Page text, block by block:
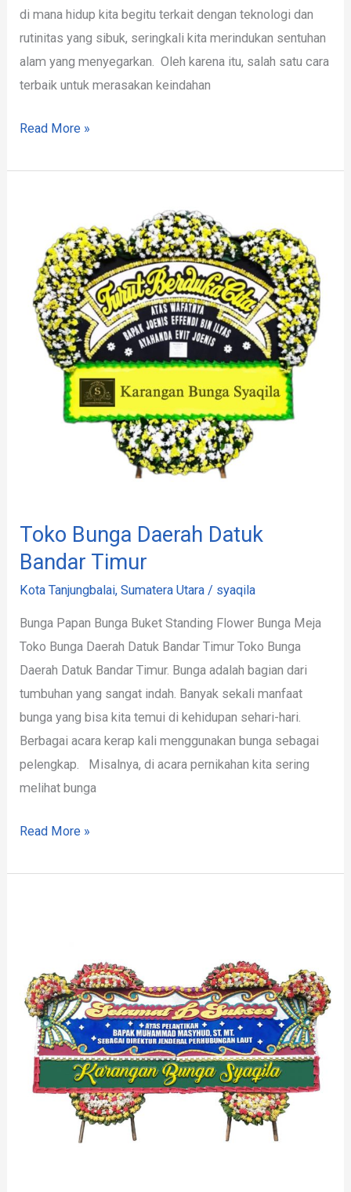
di mana hidup kita begitu terkait dengan teknologi dan
rutinitas yang sibuk, seringkali kita merindukan sentuhan
alam yang menyegarkan. Oleh karena itu, salah satu cara
terbaik untuk merasakan keindahan
Read More »
Toko Bunga Daerah Datuk
Bandar Timur
Kota Tanjungbalai,Sumatera Utara / syaqila
Bunga Papan Bunga Buket Standing Flower Bunga Meja
Toko Bunga Daerah Datuk Bandar Timur Toko Bunga
Daerah Datuk Bandar Timur. Bunga adalah bagian dari
tumbuhan yang sangat indah. Banyak sekali manfaat
bunga yang bisa kita temui di kehidupan sehari-hari.
Berbagai acara kerap kali menggunakan bunga sebagai
pelengkap. Misalnya, di acara pernikahan kita sering
melihat bunga
Daerah
Datuk
Bandar
Timur
Read More »
Datuk
Bandar
Timur